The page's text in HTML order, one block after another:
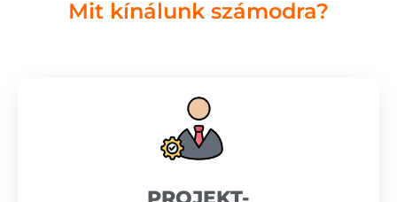
Mit kínálunk számodra?